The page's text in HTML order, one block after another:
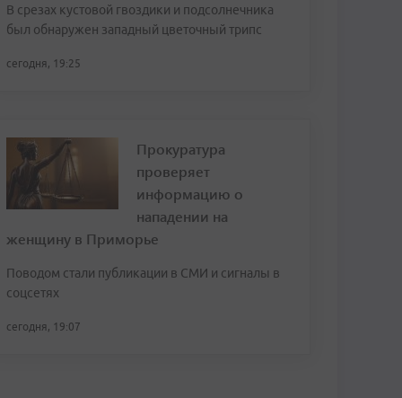
В срезах кустовой гвоздики и подсолнечника
был обнаружен западный цветочный трипс
сегодня, 19:25
Прокуратура
проверяет
информацию о
нападении на
женщину в Приморье
Поводом стали публикации в СМИ и сигналы в
соцсетях
сегодня, 19:07